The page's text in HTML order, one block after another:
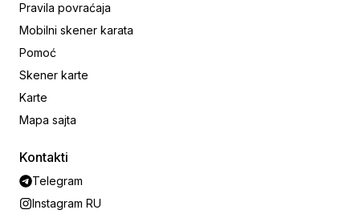
Pravila povraćaja
Mobilni skener karata
Pomoć
Skener karte
Karte
Mapa sajta
Kontakti
Telegram
Instagram RU